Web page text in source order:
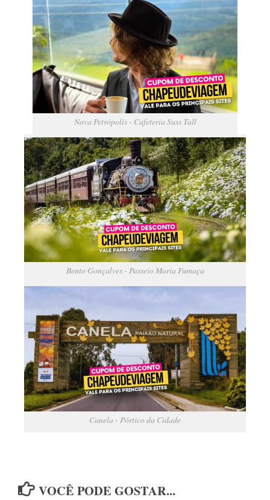
Nova Petrópolis - Cafeteria Suss Tall
Bento Gonçalves - Passeio Maria Fumaça
Canela - Pórtico da Cidade
VOCÊ PODE GOSTAR...